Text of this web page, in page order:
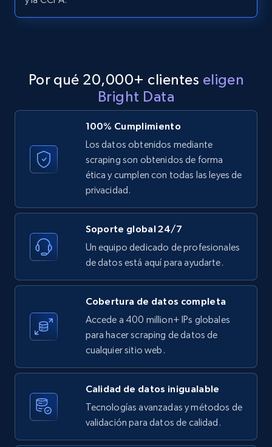
1.5K+ Prueba gratuita
LinkedIn posts - Discover new posts
company URL
URL, ID, User id, Use url, Title, Headline, Post
11.3K+ 1.5K+ Prueba gratuita
ID, User posted, Name, Description, Date
posted, Photos, URL, Quoted post, and more.
1.2K+
X (formerly Twitter) - Posts - Collecting
Por qué 20,000+ clientes eligen
Bright Data
100% Cumplimiento
Los datos obtenidos mediante
scraping son obtenidos de forma
ética y cumplen con todas las leyes de
privacidad.
Soporte global 24/7
Un equipo dedicado de profesionales
de datos está aquí para ayudarte.
Cobertura de datos completa
Accede a 400 million+ IPs globales
para hacer scraping de datos de
cualquier sitio web.
Calidad de datos inigualable
Tecnologías avanzadas y métodos de
validación para datos de calidad.